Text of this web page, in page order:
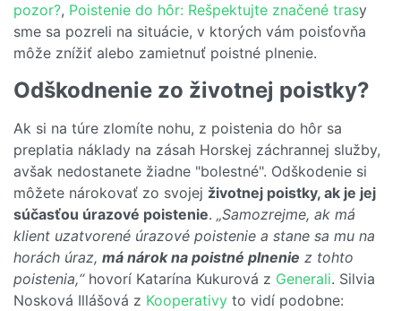
pozor?, Poistenie do hôr: Rešpektujte značené trasy
sme sa pozreli na situácie, v ktorých vám poisťovňa
môže znížiť alebo zamietnuť poistné plnenie.
Odškodnenie zo životnej poistky?
Ak si na túre zlomíte nohu, z poistenia do hôr sa
preplatia náklady na zásah Horskej záchrannej služby,
avšak nedostanete žiadne "bolestné". Odškodenie si
môžete nárokovať zo svojej životnej poistky, ak je jej
súčasťou úrazové poistenie. „Samozrejme, ak má
klient uzatvorené úrazové poistenie a stane sa mu na
horách úraz, má nárok na poistné plnenie z tohto
poistenia,“hovorí Katarína Kukurová z Generali. Silvia
Nosková Illášová z Kooperativy to vidí podobne: